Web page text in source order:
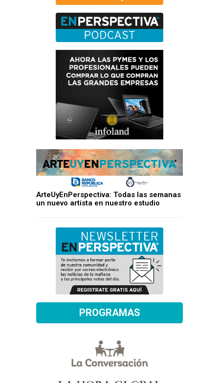
ArteUyEnPerspectiva: Todas las semanas
un nuevo artista en nuestro estudio
PROGRAMAS